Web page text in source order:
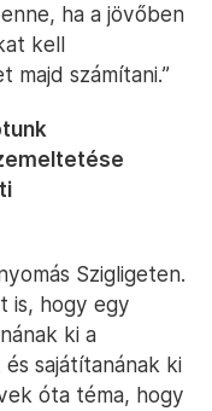
ha a jövőben
kell
majd számítani.”
Szigligeten.
is, hogy egy
ki a
sajátítanának ki
óta téma, hogy